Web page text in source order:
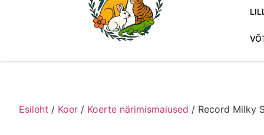
Esileht / Koer / Koerte närimismaiused / Record Milky